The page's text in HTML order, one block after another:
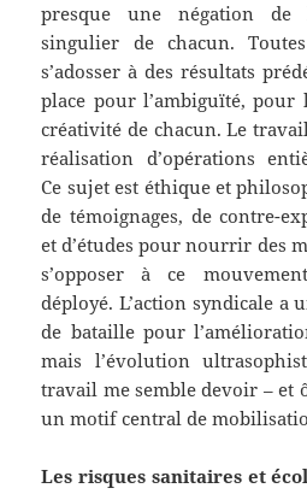
presque une négation de
singulier de chacun.
s’adosser à des résultats
place pour l’ambiguïté,
créativité de chacun. Le
réalisation d’opérations
Ce sujet est éthique et
de témoignages, de contre-
et d’études pour nourrir des
s’opposer à ce
déployé. L’action syndicale a
de bataille pour
mais l’évolution
travail me semble devoir – et
un motif central de
Les risques sanitaires et